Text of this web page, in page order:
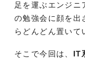
足を運ぶエンジニ
の勉強会に顔を出
らどんどん置いて
そこで今回は、 IT